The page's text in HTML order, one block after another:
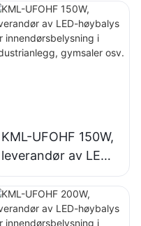
KML-UFOHF 150W,
leverandør av LED-
høybalys for
innendørsbelysning
i industrianlegg,